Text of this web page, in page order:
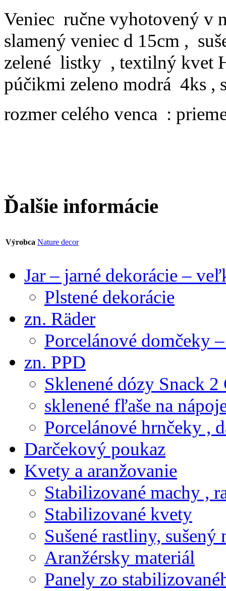
Veniec ručne vyhotovený v
slamený veniec d 15cm ,
zelené listky , textilný kvet
púčikmi zeleno modrá 4ks ,
rozmer celého venca :
Ďalšie informácie
Výrobca Nature decor
Jar – jarné dekorácie –
Plstené dekorácie
zn. Räder
Porcelánové domčeky
zn. PPD
Sklenené dózy Snack 2
sklenené fľaše na
Porcelánové hrnčeky ,
Darčekový poukaz
Kvety a aranžovanie
Stabilizované machy ,
Stabilizované kvety
Sušené rastliny,
Aranžérsky materiál
Panely zo